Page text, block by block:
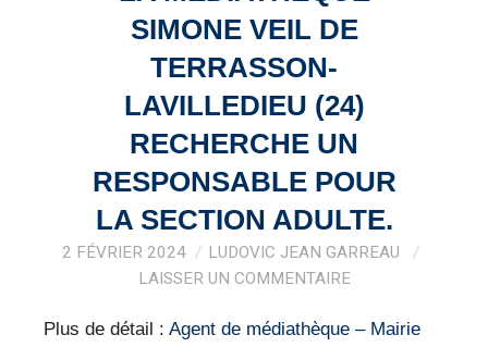
ACTIVITÉS DU
GROUPE
AGENDA
VEILLE PRO
RESSOURCES
OFFRES D’EMPLOIS
SIMONE VEIL DE
TERRASSON-
LAVILLEDIEU (24)
RECHERCHE UN
RESPONSABLE POUR
LA SECTION ADULTE.
2 FÉVRIER 2024
LUDOVIC JEAN GARREAU
LAISSER UN COMMENTAIRE
Plus de détail :Agent de médiathèque – Mairie